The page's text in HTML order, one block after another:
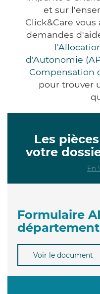
et sur
Click&Care
demandes
d'Autonomie
Compensation
pour trouver
Les
votre
En
Formulaire
Voir le document